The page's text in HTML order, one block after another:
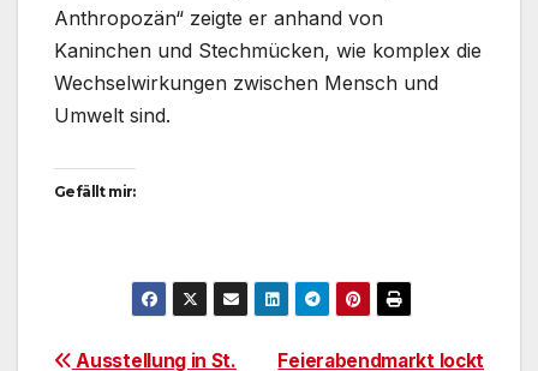
Anthropozän“ zeigte er anhand von
Kaninchen und Stechmücken, wie komplex die
Wechselwirkungen zwischen Mensch und
Umwelt sind.
Gefällt mir:
Feierabendmarkt lockt
Ausstellung in St.